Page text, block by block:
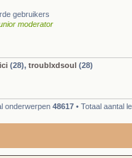
gebruikers
moderator
(28), troublxdsoul (28)
onderwerpen 48617 • Totaal aantal